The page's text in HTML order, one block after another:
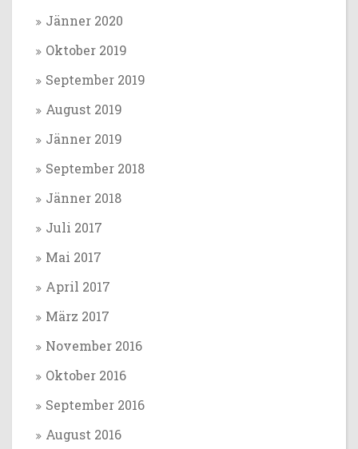
Jänner 2020
Oktober 2019
September 2019
August 2019
Jänner 2019
September 2018
Jänner 2018
Juli 2017
Mai 2017
April 2017
März 2017
November 2016
Oktober 2016
September 2016
August 2016